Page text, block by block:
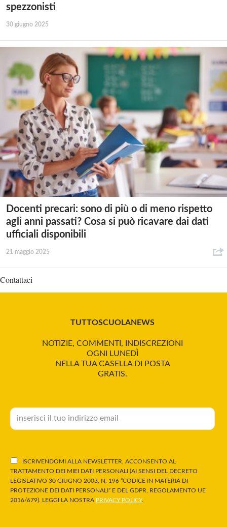
spezzonisti
30 giugno 2025
Docenti precari: sono di più o di meno rispetto
agli anni passati? Cosa si può ricavare dai dati
ufficiali disponibili
21 maggio 2025
Contattaci
TUTTOSCUOLANEWS
NOTIZIE, COMMENTI, INDISCREZIONI
OGNI LUNEDÌ
NELLA TUA CASELLA DI POSTA
GRATIS.
ISCRIVENDOMI ALLA NEWSLETTER, ACCONSENTO AL
TRATTAMENTO DEI MIEI DATI PERSONALI (AI SENSI DEL DECRETO
LEGISLATIVO 30 GIUGNO 2003, N. 196 “CODICE IN MATERIA DI
PROTEZIONE DEI DATI PERSONALI” E DEL GDPR, REGOLAMENTO UE
2016/679). LEGGI LA NOSTRA PRIVACY POLICY.